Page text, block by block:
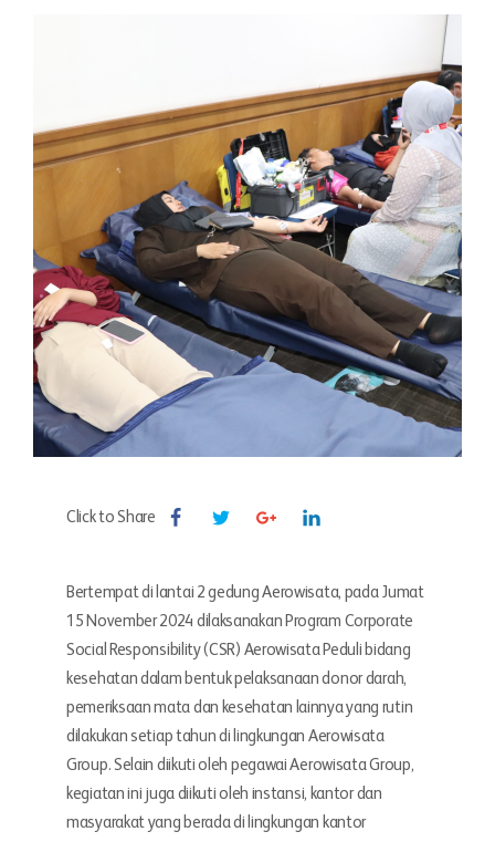
Click to Share
Bertempat di lantai 2 gedung Aerowisata, pada Jumat
15 November 2024 dilaksanakan Program Corporate
Social Responsibility (CSR) Aerowisata Peduli bidang
kesehatan dalam bentuk pelaksanaan donor darah,
pemeriksaan mata dan kesehatan lainnya yang rutin
dilakukan setiap tahun di lingkungan Aerowisata
Group. Selain diikuti oleh pegawai Aerowisata Group,
kegiatan ini juga diikuti oleh instansi, kantor dan
masyarakat yang berada di lingkungan kantor